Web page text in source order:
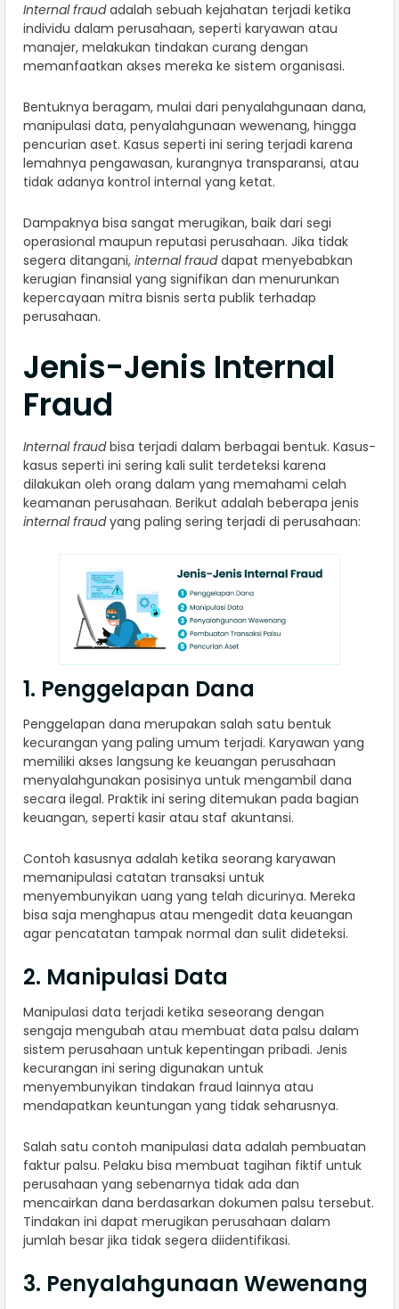
Internal fraudadalah sebuah kejahatan terjadi ketika
individu dalam perusahaan, seperti karyawan atau
manajer, melakukan tindakan curang dengan
memanfaatkan akses mereka ke sistem organisasi.
Bentuknya beragam, mulai dari penyalahgunaan dana,
manipulasi data, penyalahgunaan wewenang, hingga
pencurian aset. Kasus seperti ini sering terjadi karena
lemahnya pengawasan, kurangnya transparansi, atau
tidak adanya kontrol internal yang ketat.
Dampaknya bisa sangat merugikan, baik dari segi
operasional maupun reputasi perusahaan. Jika tidak
segera ditangani, internal frauddapat menyebabkan
kerugian finansial yang signifikan dan menurunkan
kepercayaan mitra bisnis serta publik terhadap
perusahaan.
Jenis-Jenis Internal
Fraud
Internal fraudbisa terjadi dalam berbagai bentuk. Kasus-
kasus seperti ini sering kali sulit terdeteksi karena
dilakukan oleh orang dalam yang memahami celah
keamanan perusahaan. Berikut adalah beberapa jenis
internal fraudyang paling sering terjadi di perusahaan:
1. Penggelapan Dana
Penggelapan dana merupakan salah satu bentuk
kecurangan yang paling umum terjadi. Karyawan yang
memiliki akses langsung ke keuangan perusahaan
menyalahgunakan posisinya untuk mengambil dana
secara ilegal. Praktik ini sering ditemukan pada bagian
keuangan, seperti kasir atau staf akuntansi.
Contoh kasusnya adalah ketika seorang karyawan
memanipulasi catatan transaksi untuk
menyembunyikan uang yang telah dicurinya. Mereka
bisa saja menghapus atau mengedit data keuangan
agar pencatatan tampak normal dan sulit dideteksi.
2. Manipulasi Data
Manipulasi data terjadi ketika seseorang dengan
sengaja mengubah atau membuat data palsu dalam
sistem perusahaan untuk kepentingan pribadi. Jenis
kecurangan ini sering digunakan untuk
menyembunyikan tindakan fraud lainnya atau
mendapatkan keuntungan yang tidak seharusnya.
Salah satu contoh manipulasi data adalah pembuatan
faktur palsu. Pelaku bisa membuat tagihan fiktif untuk
perusahaan yang sebenarnya tidak ada dan
mencairkan dana berdasarkan dokumen palsu tersebut.
Tindakan ini dapat merugikan perusahaan dalam
jumlah besar jika tidak segera diidentifikasi.
3. Penyalahgunaan Wewenang